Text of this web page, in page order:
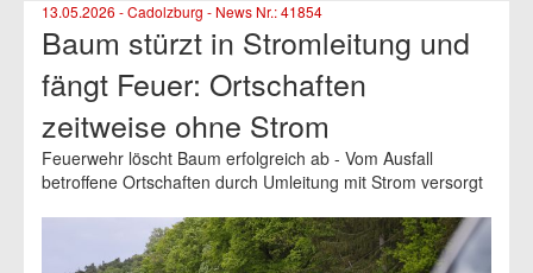
13.05.2026 - Cadolzburg - News Nr.: 41854
Baum stürzt in Stromleitung und
fängt Feuer: Ortschaften
zeitweise ohne Strom
Feuerwehr löscht Baum erfolgreich ab - Vom Ausfall
betroffene Ortschaften durch Umleitung mit Strom versorgt